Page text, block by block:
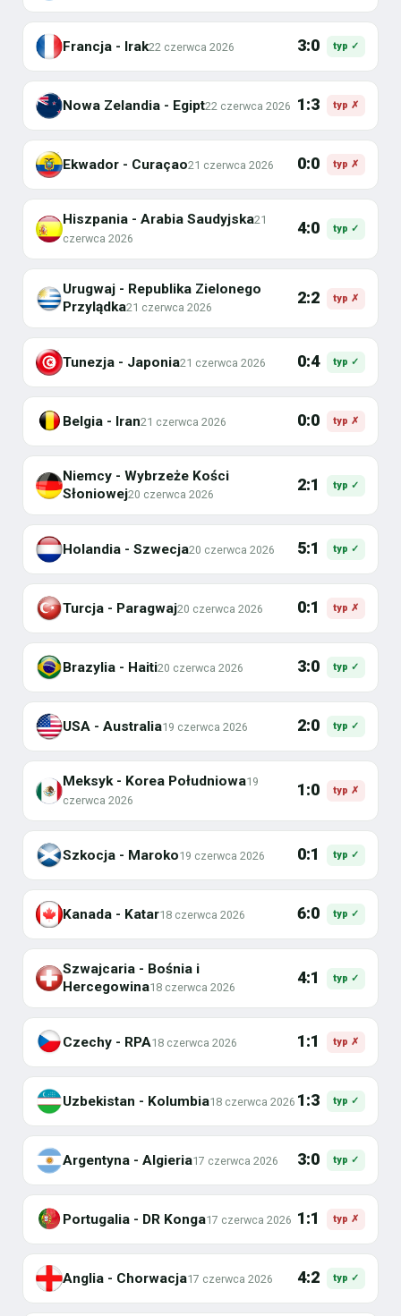
Francja - Irak22 czerwca 2026 3:0 typ ✓
Nowa Zelandia - Egipt22 czerwca 2026 1:3 typ ✗
Ekwador - Curaçao21 czerwca 2026 0:0 typ ✗
Hiszpania - Arabia Saudyjska21
czerwca 2026
4:0 typ ✓
Urugwaj - Republika Zielonego
Przylądka21 czerwca 2026
2:2 typ ✗
Tunezja - Japonia21 czerwca 2026 0:4 typ ✓
Belgia - Iran21 czerwca 2026 0:0 typ ✗
Niemcy - Wybrzeże Kości
Słoniowej20 czerwca 2026
2:1 typ ✓
Holandia - Szwecja20 czerwca 2026 5:1 typ ✓
Turcja - Paragwaj20 czerwca 2026 0:1 typ ✗
Brazylia - Haiti20 czerwca 2026 3:0 typ ✓
USA - Australia19 czerwca 2026 2:0 typ ✓
Meksyk - Korea Południowa19
czerwca 2026
1:0 typ ✗
Szkocja - Maroko19 czerwca 2026 0:1 typ ✓
Kanada - Katar18 czerwca 2026 6:0 typ ✓
Szwajcaria - Bośnia i
Hercegowina18 czerwca 2026
4:1 typ ✓
Czechy - RPA18 czerwca 2026 1:1 typ ✗
Uzbekistan - Kolumbia18 czerwca 2026 1:3 typ ✓
Argentyna - Algieria17 czerwca 2026 3:0 typ ✓
Portugalia - DR Konga17 czerwca 2026 1:1 typ ✗
Anglia - Chorwacja17 czerwca 2026 4:2 typ ✓